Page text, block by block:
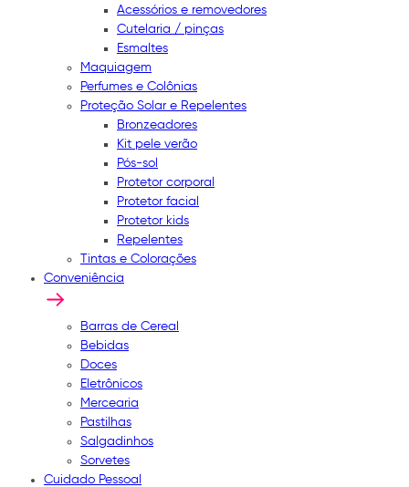
Acessórios e removedores
Cutelaria / pinças
Esmaltes
Maquiagem
Perfumes e Colônias
Proteção Solar e Repelentes
Bronzeadores
Kit pele verão
Pós-sol
Protetor corporal
Protetor facial
Protetor kids
Repelentes
Tintas e Colorações
Conveniência
Barras de Cereal
Bebidas
Doces
Eletrônicos
Mercearia
Pastilhas
Salgadinhos
Sorvetes
Cuidado Pessoal